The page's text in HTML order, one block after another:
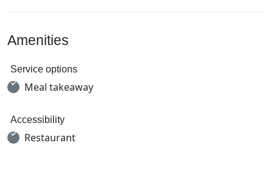
Amenities
Service options
Meal takeaway
Accessibility
Restaurant